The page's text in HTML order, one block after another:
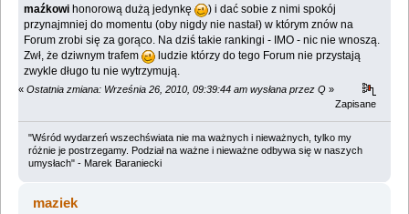
maźkowi honorową dużą jedynkę
) i dać sobie z nimi spokój
przynajmniej do momentu (oby nigdy nie nastał) w którym znów na
Forum zrobi się za gorąco. Na dziś takie rankingi - IMO - nic nie wnoszą.
Zwł, że dziwnym trafem
ludzie którzy do tego Forum nie przystają
zwykle długo tu nie wytrzymują.
« Ostatnia zmiana: Września 26, 2010, 09:39:44 am wysłana przez Q »
Zapisane
"Wśród wydarzeń wszechświata nie ma ważnych i nieważnych, tylko my
różnie je postrzegamy. Podział na ważne i nieważne odbywa się w naszych
umysłach" - Marek Baraniecki
maziek